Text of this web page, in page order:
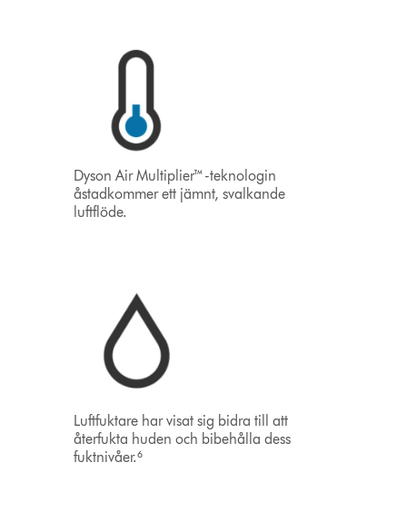
Dyson Air Multiplier™-teknologin
åstadkommer ett jämnt, svalkande
luftflöde.
Luftfuktare har visat sig bidra till att
återfukta huden och bibehålla dess
fuktnivåer.⁶